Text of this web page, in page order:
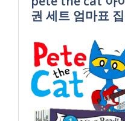
권 세트 엄마표